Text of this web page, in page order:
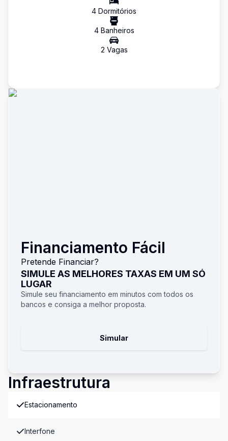
4 Dormitórios
4Banheiros
2 Vagas
Financiamento Fácil
Pretende Financiar?
SIMULE AS MELHORES TAXAS EM UM SÓ
LUGAR
Simule seu financiamento em minutos com todos os
bancos e consiga a melhor proposta.
Simular
Infraestrutura
Estacionamento
Interfone